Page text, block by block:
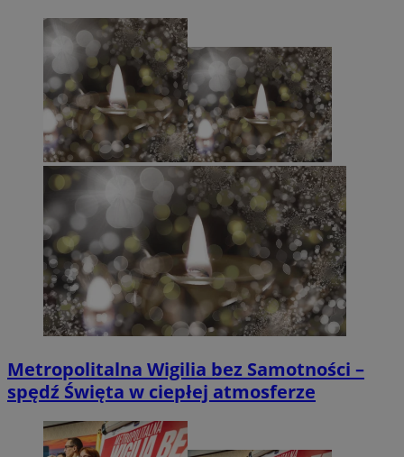
Metropolitalna Wigilia bez Samotności –
spędź Święta w ciepłej atmosferze